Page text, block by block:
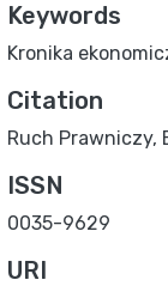
Keywords
Kronika
Citation
Ruch Prawniczy,
ISSN
0035-9629
URI